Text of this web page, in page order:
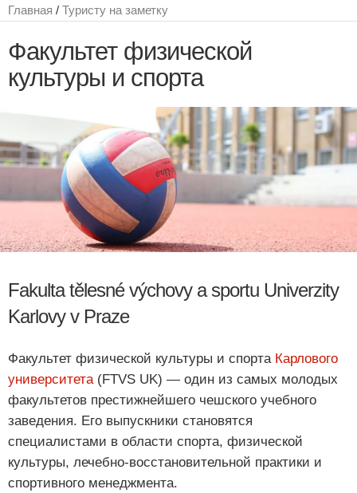
Главная / Туристу на заметку
Факультет физической
культуры и спорта
Fakulta tělesné výchovy a sportu Univerzity
Karlovy v Praze
Факультет физической культуры и спорта Карлового
университета(FTVS UK) — один из самых молодых
факультетов престижнейшего чешского учебного
заведения. Его выпускники становятся
специалистами в области спорта, физической
культуры, лечебно-восстановительной практики и
спортивного менеджмента.